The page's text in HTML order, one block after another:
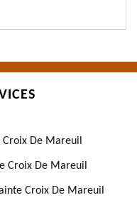
De Mareuil
Croix De Mareuil
Croix De Mareuil